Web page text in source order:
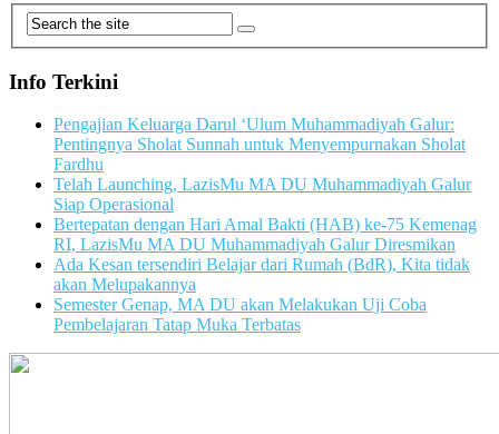
Info Terkini
Pengajian Keluarga Darul ‘Ulum Muhammadiyah Galur:
Pentingnya Sholat Sunnah untuk Menyempurnakan Sholat
Fardhu
Telah Launching, LazisMu MA DU Muhammadiyah Galur
Siap Operasional
Bertepatan dengan Hari Amal Bakti (HAB) ke-75 Kemenag
RI, LazisMu MA DU Muhammadiyah Galur Diresmikan
Ada Kesan tersendiri Belajar dari Rumah (BdR), Kita tidak
akan Melupakannya
Semester Genap, MA DU akan Melakukan Uji Coba
Pembelajaran Tatap Muka Terbatas